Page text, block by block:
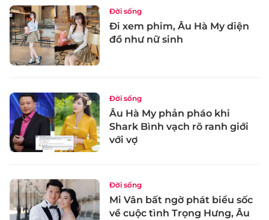
Đời sống
Đi xem phim, Âu Hà My diện
đồ như nữ sinh
Đời sống
Âu Hà My phản pháo khi
Shark Bình vạch rõ ranh giới
với vợ
Đời sống
Mi Vân bất ngờ phát biểu sốc
về cuộc tình Trọng Hưng, Âu